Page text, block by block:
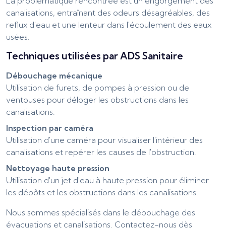
canalisations, entraînant des odeurs désagréables, des
reflux d'eau et une lenteur dans l'écoulement des eaux
usées.
Techniques utilisées par ADS Sanitaire
Débouchage mécanique
Utilisation de furets, de pompes à pression ou de
ventouses pour déloger les obstructions dans les
canalisations.
Inspection par caméra
Utilisation d'une caméra pour visualiser l'intérieur des
canalisations et repérer les causes de l'obstruction.
Nettoyage haute pression
Utilisation d'un jet d'eau à haute pression pour éliminer
les dépôts et les obstructions dans les canalisations.
Nous sommes spécialisés dans le débouchage des
évacuations et canalisations. Contactez-nous dès